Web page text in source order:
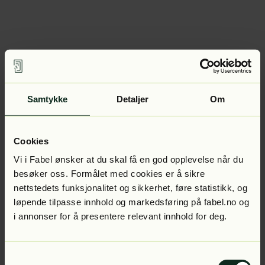
Samtykke Detaljer Om
Cookies
Vi i Fabel ønsker at du skal få en god opplevelse når du
besøker oss. Formålet med cookies er å sikre
nettstedets funksjonalitet og sikkerhet, føre statistikk, og
løpende tilpasse innhold og markedsføring på fabel.no og
i annonser for å presentere relevant innhold for deg.